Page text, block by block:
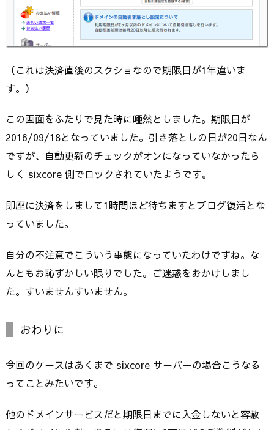
（これは決済直後のスクショなので期限日が1年違いま
す。）
この画面をふたりで見た時に唖然としました。期限日が
2016/09/18となっていました。引き落としの日が20日なん
ですが、自動更新のチェックがオンになっていなかったら
しく sixcore 側でロックされていたようです。
即座に決済をしまして1時間ほど待ちますとブログ復活とな
っていました。
自分の不注意でこういう事態になっていたわけですね。な
んともお恥ずかしい限りでした。ご迷惑をおかけしまし
た。すいませんすいません。
おわりに
今回のケースはあくまで sixcore サーバーの場合こうなる
ってことみたいです。
他のドメインサービスだと期限日までに入金しないと容赦